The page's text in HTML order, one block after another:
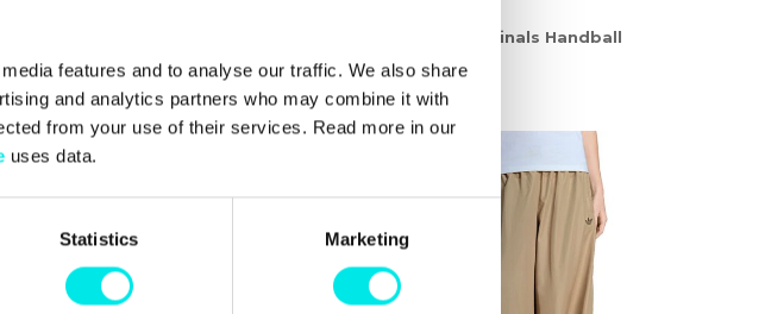
features and to analyse our traffic. We also share
and analytics partners who may combine it with
from your use of their services. Read more in our
uses data.
Statistics Marketing
Mei Ballet W
1.199,00 kr
adidas Originals Handball
Spezial W
1.349,00 kr